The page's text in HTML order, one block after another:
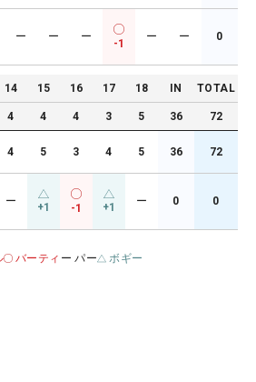
ー ー ー
-1
ー ー 0
14 15 16 17 18 IN TOTAL
4 4 4 3 5 36 72
4 5 3 4 5 36 72
ー +1 -1 +1 ー 0 0
バーティ ー パー ボギー